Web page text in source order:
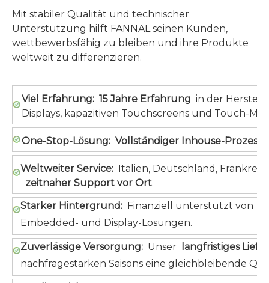
Mit stabiler Qualität und technischer
Unterstützung hilft FANNAL seinen Kunden,
wettbewerbsfähig zu bleiben und ihre Produkte
weltweit zu differenzieren.
Viel Erfahrung: 15 Jahre Erfahrung in der
Displays, kapazitiven Touchscreens und Touch-
One-Stop-Lösung: Vollständiger Inhouse-Prozess
Weltweiter Service: Italien, Deutschland,
zeitnaher Support vor Ort.
Starker Hintergrund: Finanziell unterstützt von
Embedded- und Display-Lösungen.
Zuverlässige Versorgung: Unser
langfristiges
nachfragestarken Saisons eine gleichbleibende